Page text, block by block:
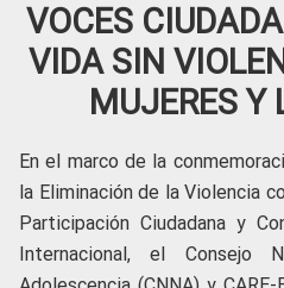
VOCES
VIDA SIN
MUJERES Y
En el marco de la
la Eliminación de la Violencia
Participación Ciudadana y
Internacional, el